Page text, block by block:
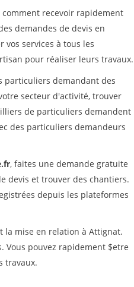
recevoir rapidement
demandes de devis en
services à tous les
pour réaliser leurs travaux.
particuliers demandant des
secteur d'activité, trouver
de particuliers demandent
des particuliers demandeurs
, faites une demande gratuite
devis et trouver des chantiers.
depuis les plateformes
la mise en relation à Attignat.
Vous pouvez rapidement $etre
travaux.